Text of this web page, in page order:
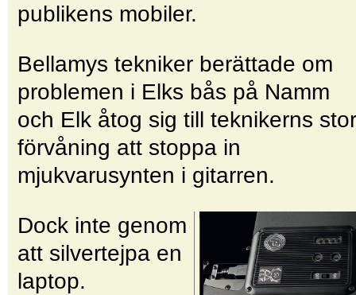
publikens mobiler.
Bellamys tekniker berättade om
problemen i Elks bås på Namm
och Elk åtog sig till teknikerns
förvåning att stoppa in
mjukvarusynten i gitarren.
Dock inte genom
att silvertejpa en
laptop.